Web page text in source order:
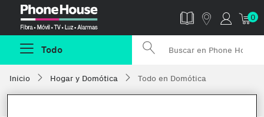
0
Todo
Inicio Hogar y Domótica Todo en Domótica